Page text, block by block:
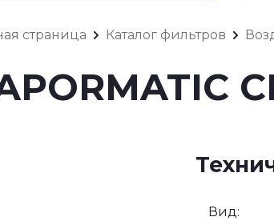
страница Каталог фильтров
Вид: